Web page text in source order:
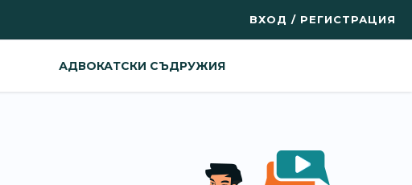
ВХОД / РЕГИСТРАЦИЯ
АДВОКАТСКИ СЪДРУЖИЯ